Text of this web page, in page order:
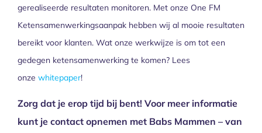
gerealiseerde resultaten monitoren. Met onze One FM
Ketensamenwerkingsaanpak hebben wij al mooie resultaten
bereikt voor klanten. Wat onze werkwijze is om tot een
gedegen ketensamenwerking te komen? Lees
onze whitepaper!
Zorg dat je erop tijd bij bent! Voor meer informatie
kunt je contact opnemen met Babs Mammen – van